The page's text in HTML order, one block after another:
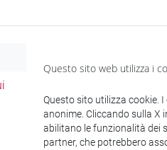
Questo sito web utilizza i
Questo sito utilizza cookie.
anonime. Cliccando sulla X
abilitano le funzionalità dei
partner, che potrebbero